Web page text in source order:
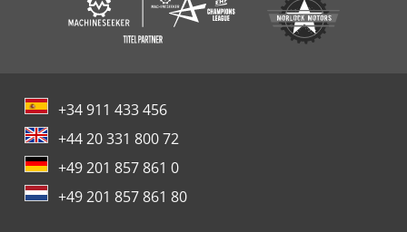
+34 911 433 456
+44 20 331 800 72
+49 201 857 861 0
+49 201 857 861 80